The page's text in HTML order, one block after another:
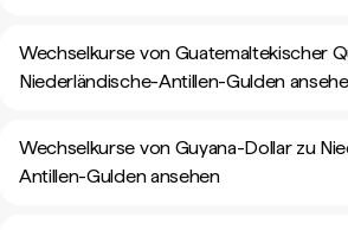
Wechselkurse von Guatemaltekischer
Niederländische-Antillen-Gulden
Wechselkurse von Guyana-Dollar zu
Antillen-Gulden ansehen